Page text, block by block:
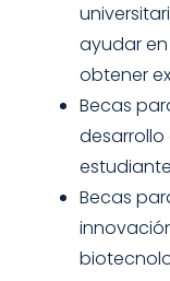
ayudar
obtener
Becas
Becas